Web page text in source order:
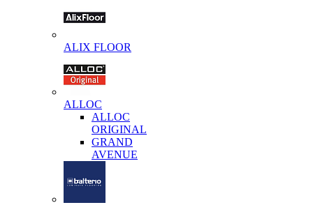
ALIX FLOOR
ALLOC
ALLOC
ORIGINAL
GRAND
AVENUE